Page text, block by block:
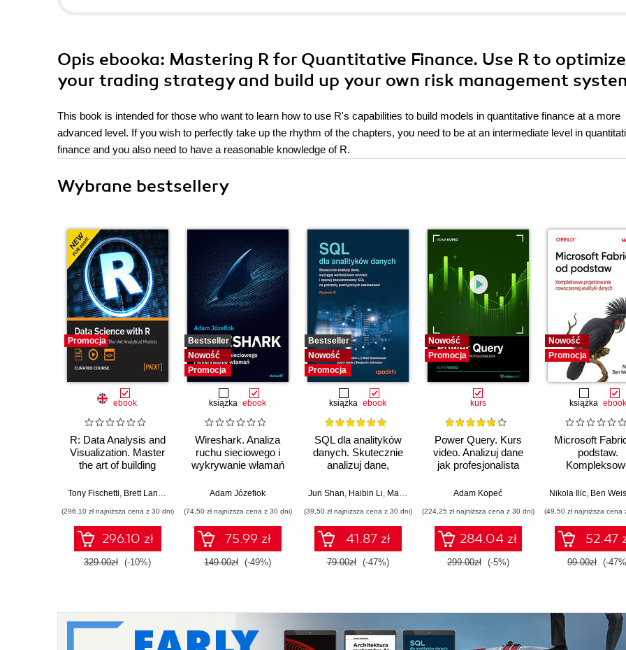
Opis ebooka: Mastering R for Quantitative Finance. Use R to optimize
your trading strategy and build up your own risk management
This book is intended for those who want to learn how to use R's capabilities to build models in quantitative finance at a more
advanced level. If you wish to perfectly take up the rhythm of the chapters, you need to be at an intermediate level in
finance and you also need to have a reasonable knowledge of R.
Wybrane bestsellery
Promocja
ebook
R: Data Analysis and
Visualization. Master
the art of building
using R
Tony Fischetti, Brett Lantz , Hrishi V. Mittal,Bater Makhabel Edina Berlinger (EURO), Ferenc Illés Ádám Banai,Gergely Daróczi ,Barbara Dömötör,
(296,10 zł najniższa cena z 30 dni)
296.10 zł
329.00zł (-10%)
Bestseller
Nowość
Promocja
książka ebook
Wireshark. Analiza
ruchu sieciowego i
wykrywanie włamań
Adam Józefiok
(74,50 zł najniższa cena z 30 dni)
75.99 zł
149.00zł (-49%)
Bestseller
Nowość
Promocja
książka ebook
SQL dla analityków
danych. Skutecznie
analizuj dane,
wartościowe wnioski i
zaawansowany SQL
na potrzeby
praktycznych
zastosowań.
Wydanie IV
Jun Shan, Haibin Li, Matt Goldwasser ,Upom Malik, Benjamin Johnston
(39,50 zł najniższa cena z 30 dni)
41.87 zł
79.00zł (-47%)
Nowość
Promocja
kurs
Power Query. Kurs
video. Analizuj dane
jak profesjonalista
Adam Kopeć
(224,25 zł najniższa cena z 30 dni)
284.04 zł
299.00zł (-5%)
Nowość
Promocja
książka ebook
Microsoft
podstaw.
Nikola Ilic, Ben
(49,50 zł najniższa cena
52.47
99.00zł (-